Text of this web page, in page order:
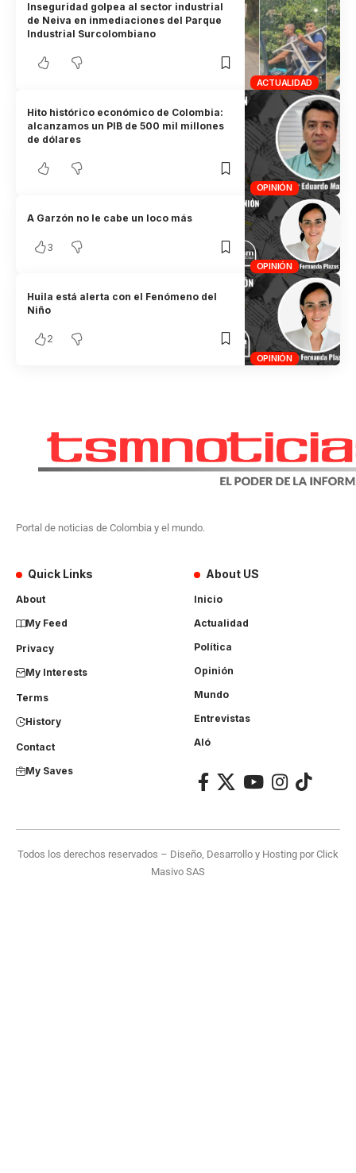
ACTUALIDAD
Inseguridad golpea al sector industrial
de Neiva en inmediaciones del Parque
Industrial Surcolombiano
OPINIÓN
Hito histórico económico de Colombia:
alcanzamos un PIB de 500 mil millones
de dólares
OPINIÓN
A Garzón no le cabe un loco más
3
OPINIÓN
Huila está alerta con el Fenómeno del
Niño
2
Portal de noticias de Colombia y el mundo.
Quick Links
About
My Feed
Privacy
My Interests
Terms
History
Contact
My Saves
About US
Inicio
Actualidad
Política
Opinión
Mundo
Entrevistas
Aló
Todos los derechos reservados – Diseño, Desarrollo y Hosting porClick
Masivo SAS